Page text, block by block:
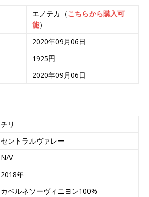
エノテカ（こちらから購入可
能）
2020年09月06日
1925円
2020年09月06日
チリ
セントラルヴァレー
N/V
2018年
カベルネソーヴィニヨン100%